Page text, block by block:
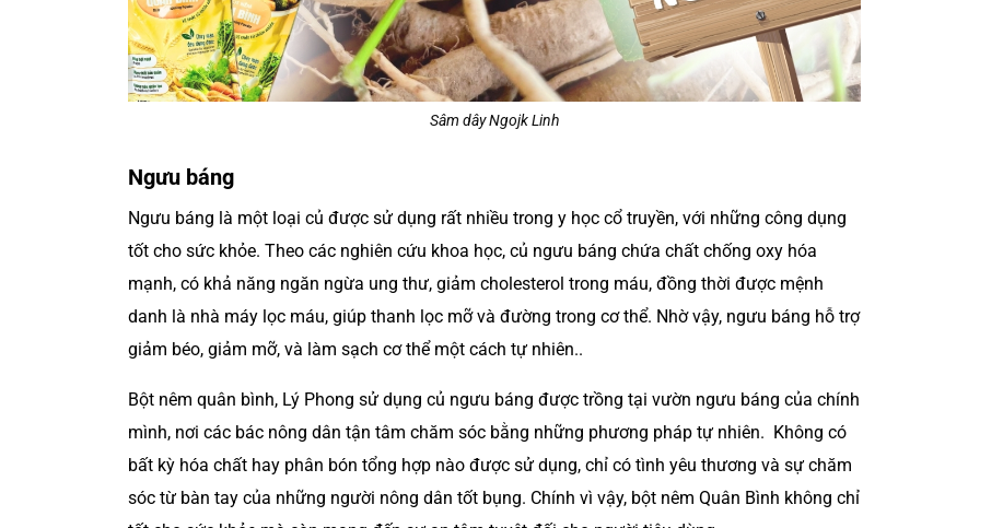
Sâm dây Ngojk Linh
Ngưu báng
Ngưu báng là một loại củ được sử dụng rất nhiều trong y học cổ truyền, với những công dụng
tốt cho sức khỏe. Theo các nghiên cứu khoa học, củ ngưu báng chứa chất chống oxy hóa
mạnh, có khả năng ngăn ngừa ung thư, giảm cholesterol trong máu, đồng thời được mệnh
danh là nhà máy lọc máu, giúp thanh lọc mỡ và đường trong cơ thể. Nhờ vậy, ngưu báng hỗ trợ
giảm béo, giảm mỡ, và làm sạch cơ thể một cách tự nhiên..
Bột nêm quân bình, Lý Phong sử dụng củ ngưu báng được trồng tại vườn ngưu báng của chính
mình, nơi các bác nông dân tận tâm chăm sóc bằng những phương pháp tự nhiên. Không có
bất kỳ hóa chất hay phân bón tổng hợp nào được sử dụng, chỉ có tình yêu thương và sự chăm
sóc từ bàn tay của những người nông dân tốt bụng. Chính vì vậy, bột nêm Quân Bình không chỉ